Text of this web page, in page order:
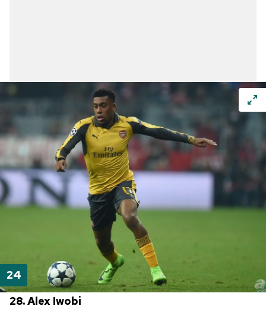
28. Alex Iwobi